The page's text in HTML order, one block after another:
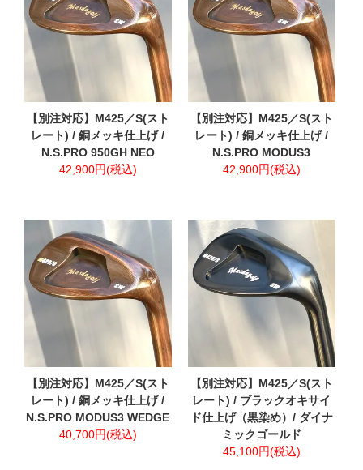
【別注対応】M425／S(スト
レート) / 銅メッキ仕上げ /
N.S.PRO 950GH NEO
42,900円(税込)
【別注対応】M425／S(スト
レート) / 銅メッキ仕上げ /
N.S.PRO MODUS3
42,900円(税込)
【別注対応】M425／S(スト
レート) / 銅メッキ仕上げ /
N.S.PRO MODUS3 WEDGE
40,700円(税込)
【別注対応】M425／S(スト
レート) / ブラックオキサイ
ド仕上げ（黒染め）/ ダイナ
ミックゴールド
45,100円(税込)